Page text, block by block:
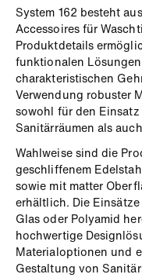
System 162 besteht
Accessoires für
Produktdetails
funktionalen
charakteristischen
Verwendung robuster
sowohl für den
Sanitärräumen als
Wahlweise sind die
geschliffenem
sowie mit matter
erhältlich. Die
Glas oder Polyamid
hochwertige
Materialoptionen und
Gestaltung von